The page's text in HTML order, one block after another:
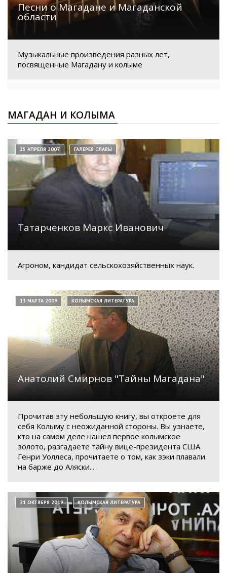
Песни о Магадане и Магаданской
области
Музыкальные произведения разных лет,
посвященные Магадану и колыме
МАГАДАН И КОЛЫМА
Татарченков Маркс Иванович
25 АПРЕЛЯ 2007 ГАЛЕРЕЯ СЛАВЫ
Агроном, кандидат сельскохозяйственных наук.
Анатолий Смирнов "Тайны Магадана"
13 МАРТА 2009 КОЛЫМСКАЯ ЛИТЕРАТУРА
Прочитав эту небольшую книгу, вы откроете для
себя Колыму с неожиданной стороны. Вы узнаете,
кто на самом деле нашел первое колымское
золото, разгадаете тайну вице-президента США
Генри Уоллеса, прочитаете о том, как зэки плавали
на барже до Аляски...
21 ОКТЯБРЯ 2019 КОЛЫМСКАЯ ЛИТЕРАТУРА